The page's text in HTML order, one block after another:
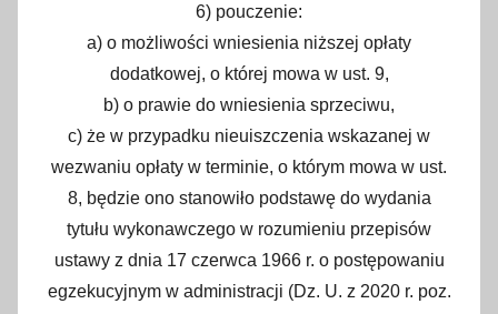
6) pouczenie:
a) o możliwości wniesienia niższej opłaty
dodatkowej, o której mowa w ust. 9,
b) o prawie do wniesienia sprzeciwu,
c) że w przypadku nieuiszczenia wskazanej w
wezwaniu opłaty w terminie, o którym mowa w ust.
8, będzie ono stanowiło podstawę do wydania
tytułu wykonawczego w rozumieniu przepisów
ustawy z dnia 17 czerwca 1966 r. o postępowaniu
egzekucyjnym w administracji (Dz. U. z 2020 r. poz.